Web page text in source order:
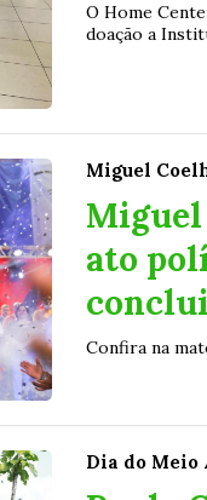
O Home
doação a
Miguel
Miguel
ato
Confira na
Dia do Meio